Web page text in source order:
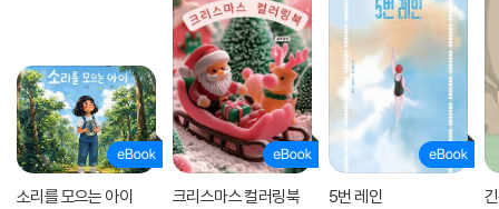
한국사 통사를 ‘건국, 인물, 전쟁, 생활 문화, 외교’, 5가지 핵심 영역으로 구
성하여 역사적 관점을 기르는 데 필요한 짜임새를 갖췄어요. '위풍당당 건
국 발전기', '야심만만 인물 분투기', '부글부글 투쟁기', '두루두루 생활 문
화 체험기', '요리조리 외교 줄타기', 총 5가지 핵심 영역으로 한국사 통사
를 훑어볼 수 있어요. 역사를 어떤 시각으로 바라보고 접근해야 하는지를
처음 배우는 어린 친구들에게 쉽게 다가갈 수 있는 구성이지요. 핵심 영역
으로 구성된 이야기를 읽으면서 다양한 시각을 기를 수 있답니다.
소리를 모으는 아이 크리스마스 컬러링북 5번 레인